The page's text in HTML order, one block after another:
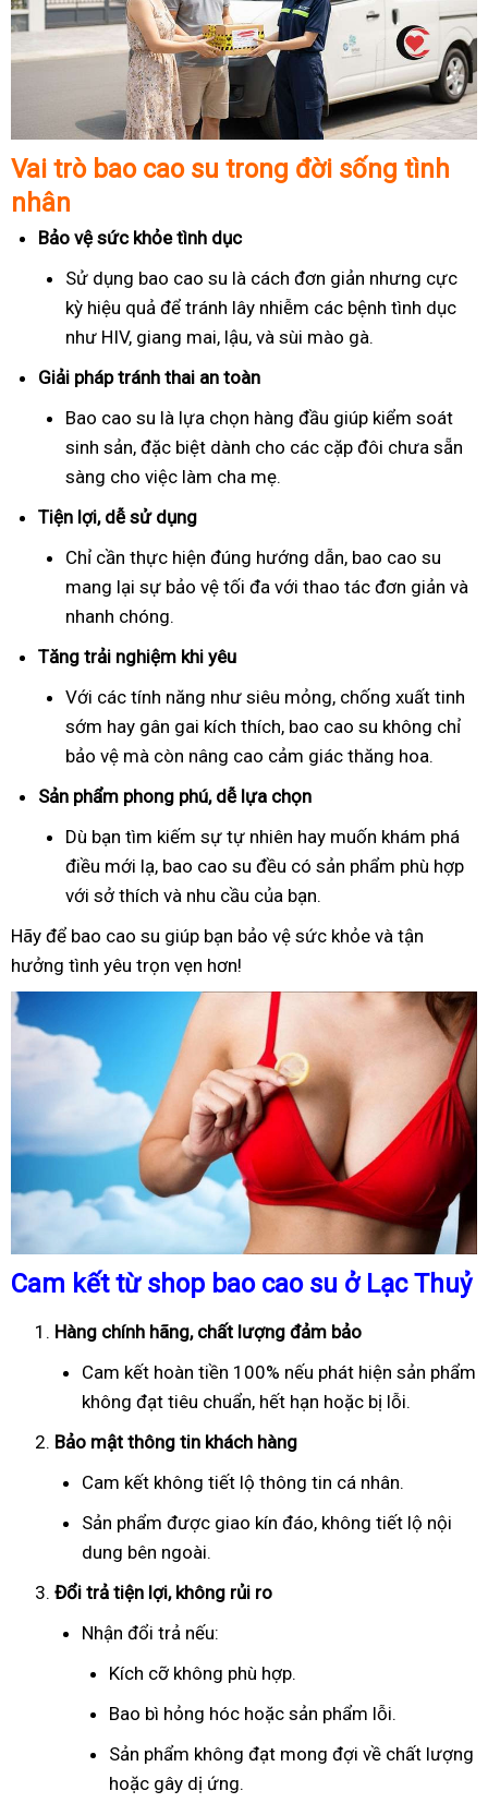
Vai trò bao cao su trong đời sống tình
nhân
Bảo vệ sức khỏe tình dục
Sử dụng bao cao su là cách đơn giản nhưng cực
kỳ hiệu quả để tránh lây nhiễm các bệnh tình dục
như HIV, giang mai, lậu, và sùi mào gà.
Giải pháp tránh thai an toàn
Bao cao su là lựa chọn hàng đầu giúp kiểm soát
sinh sản, đặc biệt dành cho các cặp đôi chưa sẵn
sàng cho việc làm cha mẹ.
Tiện lợi, dễ sử dụng
Chỉ cần thực hiện đúng hướng dẫn, bao cao su
mang lại sự bảo vệ tối đa với thao tác đơn giản và
nhanh chóng.
Tăng trải nghiệm khi yêu
Với các tính năng như siêu mỏng, chống xuất tinh
sớm hay gân gai kích thích, bao cao su không chỉ
bảo vệ mà còn nâng cao cảm giác thăng hoa.
Sản phẩm phong phú, dễ lựa chọn
Dù bạn tìm kiếm sự tự nhiên hay muốn khám phá
điều mới lạ, bao cao su đều có sản phẩm phù hợp
với sở thích và nhu cầu của bạn.
Hãy để bao cao su giúp bạn bảo vệ sức khỏe và tận
hưởng tình yêu trọn vẹn hơn!
Cam kết từ shop bao cao su ở Lạc Thuỷ
Hàng chính hãng, chất lượng đảm bảo
Cam kết hoàn tiền 100% nếu phát hiện sản phẩm
không đạt tiêu chuẩn, hết hạn hoặc bị lỗi.
Bảo mật thông tin khách hàng
Cam kết không tiết lộ thông tin cá nhân.
Sản phẩm được giao kín đáo, không tiết lộ nội
dung bên ngoài.
Đổi trả tiện lợi, không rủi ro
Nhận đổi trả nếu:
Kích cỡ không phù hợp.
Bao bì hỏng hóc hoặc sản phẩm lỗi.
Sản phẩm không đạt mong đợi về chất lượng
hoặc gây dị ứng.